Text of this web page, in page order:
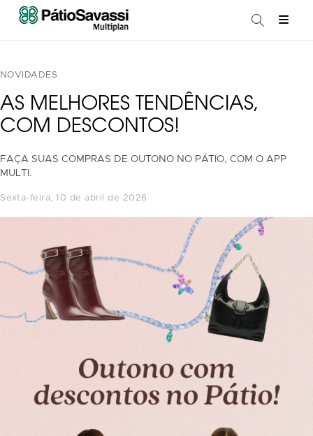
NOVIDADES
AS MELHORES TENDÊNCIAS,
COM DESCONTOS!
FAÇA SUAS COMPRAS DE OUTONO NO PÁTIO, COM O APP
MULTI.
sexta-feira, 10 de abril de 2026